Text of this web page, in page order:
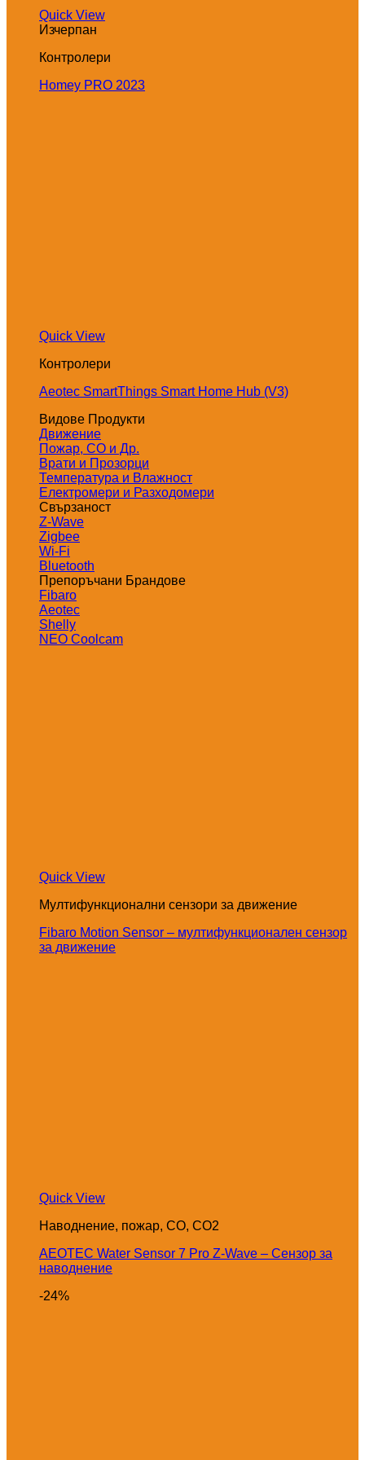
Quick View
Изчерпан
Контролери
Homey PRO 2023
Quick View
Контролери
Aeotec SmartThings Smart Home Hub (V3)
Видове Продукти
Движение
Пожар, СО и Др.
Врати и Прозорци
Температура и Влажност
Електромери и Разходомери
Свързаност
Z-Wave
Zigbee
Wi-Fi
Bluetooth
Препоръчани Брандове
Fibaro
Aeotec
Shelly
NEO Coolcam
Quick View
Мултифункционални сензори за движение
Fibaro Motion Sensor – мултифункционален сензор
за движение
Quick View
Наводнение, пожар, CO, CO2
AEOTEC Water Sensor 7 Pro Z-Wave – Сензор за
наводнение
-24%